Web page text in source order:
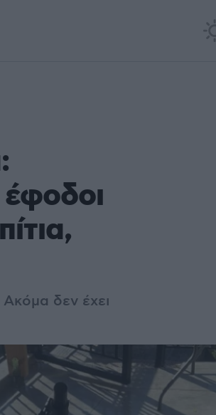
δεν έχει